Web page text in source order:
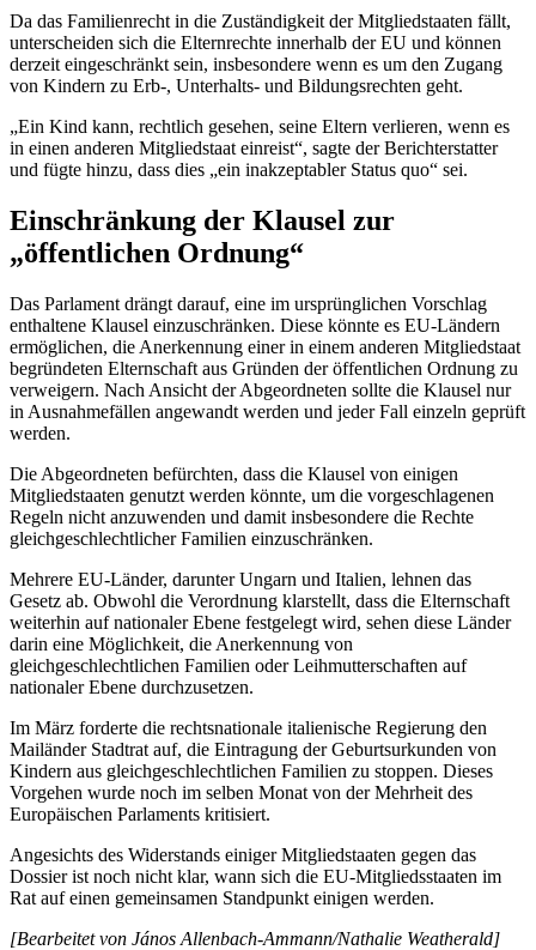
Da das Familienrecht in die Zuständigkeit der Mitgliedstaaten fällt,
unterscheiden sich die Elternrechte innerhalb der EU und können
derzeit eingeschränkt sein, insbesondere wenn es um den Zugang
von Kindern zu Erb-, Unterhalts- und Bildungsrechten geht.
„Ein Kind kann, rechtlich gesehen, seine Eltern verlieren, wenn es
in einen anderen Mitgliedstaat einreist“, sagte der Berichterstatter
und fügte hinzu, dass dies „ein inakzeptabler Status quo“ sei.
Einschränkung der Klausel zur
„öffentlichen Ordnung“
Das Parlament drängt darauf, eine im ursprünglichen Vorschlag
enthaltene Klausel einzuschränken. Diese könnte es EU-Ländern
ermöglichen, die Anerkennung einer in einem anderen Mitgliedstaat
begründeten Elternschaft aus Gründen der öffentlichen Ordnung zu
verweigern. Nach Ansicht der Abgeordneten sollte die Klausel nur
in Ausnahmefällen angewandt werden und jeder Fall einzeln geprüft
werden.
Die Abgeordneten befürchten, dass die Klausel von einigen
Mitgliedstaaten genutzt werden könnte, um die vorgeschlagenen
Regeln nicht anzuwenden und damit insbesondere die Rechte
gleichgeschlechtlicher Familien einzuschränken.
Mehrere EU-Länder, darunter Ungarn und Italien, lehnen das
Gesetz ab. Obwohl die Verordnung klarstellt, dass die Elternschaft
weiterhin auf nationaler Ebene festgelegt wird, sehen diese Länder
darin eine Möglichkeit, die Anerkennung von
gleichgeschlechtlichen Familien oder Leihmutterschaften auf
nationaler Ebene durchzusetzen.
Im März forderte die rechtsnationale italienische Regierung den
Mailänder Stadtrat auf, die Eintragung der Geburtsurkunden von
Kindern aus gleichgeschlechtlichen Familien zu stoppen. Dieses
Vorgehen wurde noch im selben Monat von der Mehrheit des
Europäischen Parlaments kritisiert.
Angesichts des Widerstands einiger Mitgliedstaaten gegen das
Dossier ist noch nicht klar, wann sich die EU-Mitgliedsstaaten im
Rat auf einen gemeinsamen Standpunkt einigen werden.
[Bearbeitet von János Allenbach-Ammann/Nathalie Weatherald]